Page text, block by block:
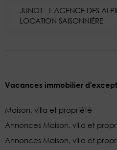
JUNOT - L'AGENCE DES
LOCATION SAISONNIÈRE
Vacances immobilier
Maison, villa et propriété
Annonces Maison, villa et
Annonces Maison, villa et